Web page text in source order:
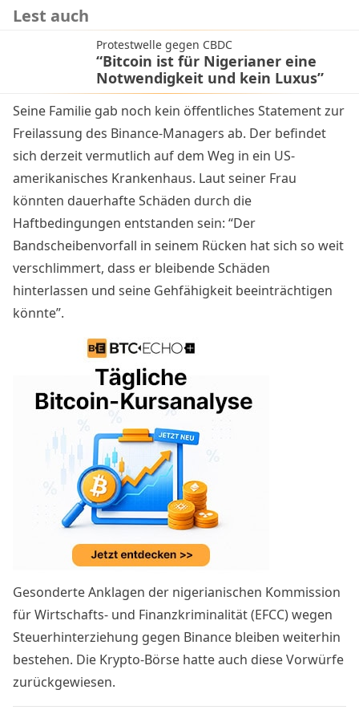
Lest auch
Protestwelle gegen CBDC
“Bitcoin ist für Nigerianer eine
Notwendigkeit und kein Luxus”
Seine Familie gab noch kein öffentliches Statement zur
Freilassung des Binance-Managers ab. Der befindet
sich derzeit vermutlich auf dem Weg in ein US-
amerikanisches Krankenhaus. Laut seiner Frau
könnten dauerhafte Schäden durch die
Haftbedingungen entstanden sein: “Der
Bandscheibenvorfall in seinem Rücken hat sich so weit
verschlimmert, dass er bleibende Schäden
hinterlassen und seine Gehfähigkeit beeinträchtigen
könnte”.
Gesonderte Anklagen der nigerianischen Kommission
für Wirtschafts- und Finanzkriminalität (EFCC) wegen
Steuerhinterziehung gegen Binance bleiben weiterhin
bestehen. Die Krypto-Börse hatte auch diese Vorwürfe
zurückgewiesen.